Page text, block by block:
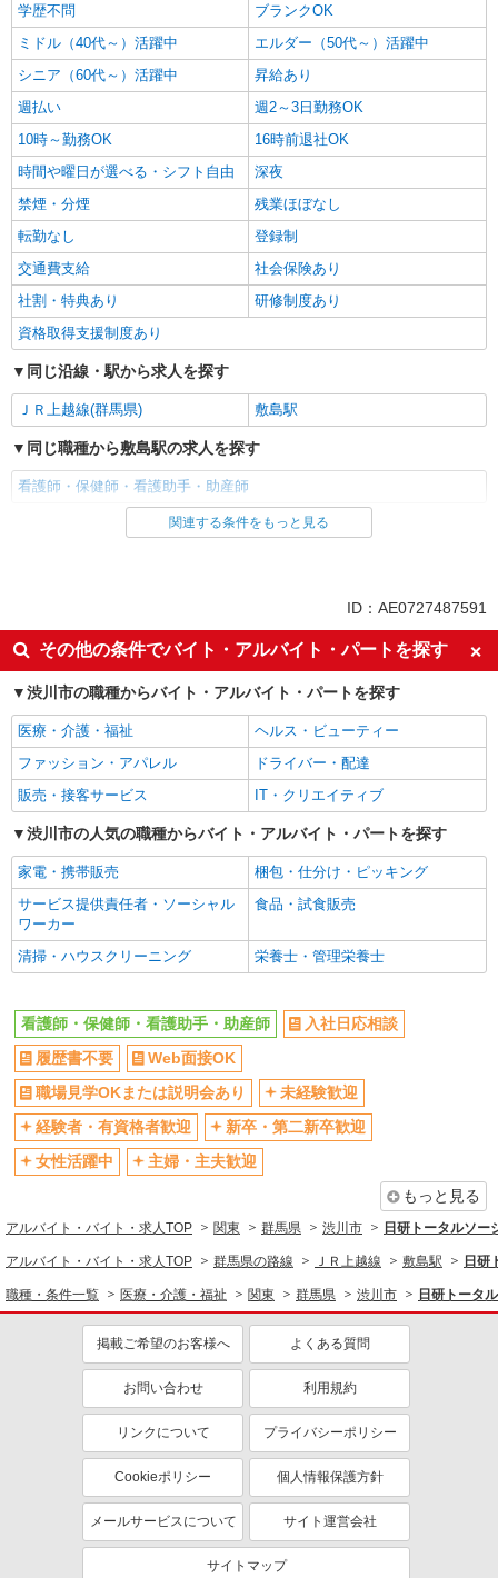
学歴不問
ブランクOK
ミドル（40代～）活躍中
エルダー（50代～）活躍中
シニア（60代～）活躍中
昇給あり
週払い
週2～3日勤務OK
10時～勤務OK
16時前退社OK
時間や曜日が選べる・シフト自由
深夜
禁煙・分煙
残業ほぼなし
転勤なし
登録制
交通費支給
社会保険あり
社割・特典あり
研修制度あり
資格取得支援制度あり
同じ沿線・駅から求人を探す
ＪＲ上越線(群馬県) 敷島駅
同じ職種から敷島駅の求人を探す
看護師・保健師・看護助手・助産師
同じ雇用形態から敷島駅の求人を探す
同じ特徴から敷島駅の求人を探す
入社日応相談
履歴書不要
Web面接OK
職場見学OKまたは説明会あり
未経験歓迎
経験者・有資格者歓迎
新卒・第二新卒歓迎
女性活躍中
主婦・主夫歓迎
フリーター歓迎
学歴不問
ブランクOK
ミドル（40代～）活躍中
エルダー（50代～）活躍中
シニア（60代～）活躍中
昇給あり
週払い
10時～勤務OK
16時前退社OK
禁煙・分煙
残業ほぼなし
転勤なし
交通費支給
社会保険あり
社割・特典あり
研修制度あり
資格取得支援制度あり
医療・介護・福祉
看護師・保健師・看護助手・助産師
同じ特徴から求人を探す
ミドル（40代～）活躍中
週2～3日勤務OK
深夜
交通費支給
社会保険あり
関連する条件をもっと見る
ID：AE0727487591
その他の条件でバイト・アルバイト・パートを探す
渋川市の職種からバイト・アルバイト・パートを探す
医療・介護・福祉
ヘルス・ビューティー
ファッション・アパレル
ドライバー・配達
販売・接客サービス
IT・クリエイティブ
渋川市の人気の職種からバイト・アルバイト・パートを探す
家電・携帯販売
梱包・仕分け・ピッキング
サービス提供責任者・ソーシャル
ワーカー
食品・試食販売
清掃・ハウスクリーニング 栄養士・管理栄養士
看護師・保健師・看護助手・助産師
入社日応相談
履歴書不要
Web面接OK
職場見学OKまたは説明会あり
未経験歓迎
経験者・有資格者歓迎
新卒・第二新卒歓迎
女性活躍中
主婦・主夫歓迎
もっと見る
アルバイト・バイト・求人TOP 関東 群馬県 渋川市 日研トータルソ
アルバイト・バイト・求人TOP 群馬県の路線 ＪＲ上越線 敷島駅 日研
職種・条件一覧 医療・介護・福祉 関東 群馬県 渋川市 日研トータ
掲載ご希望のお客様へ よくある質問
お問い合わせ 利用規約
リンクについて プライバシーポリシー
Cookieポリシー 個人情報保護方針
メールサービスについて サイト運営会社
サイトマップ